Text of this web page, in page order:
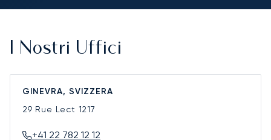
I Nostri Uffici
GINEVRA, SVIZZERA
29 Rue Lect 1217
+41 22 782 12 12